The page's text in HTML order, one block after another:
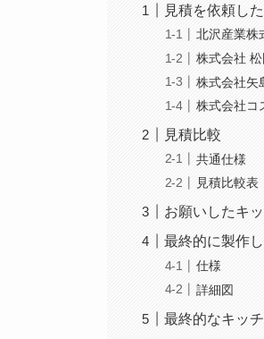
見積を依頼し
北沢産業株
株式会社
株式会社矢
株式会社コ
見積比較
共通仕様
見積比較表
お願いしたキ
最終的に製作
仕様
詳細図
最終的なキッ